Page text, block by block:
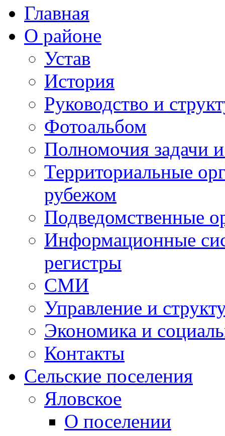
Главная
О районе
Устав
История
Руководство и
Фотоальбом
Полномочия задачи
Территориальные
рубежом
Подведомственные
Информационные
регистры
СМИ
Управление и
Экономика и
Контакты
Сельские поселения
Яловское
О поселении